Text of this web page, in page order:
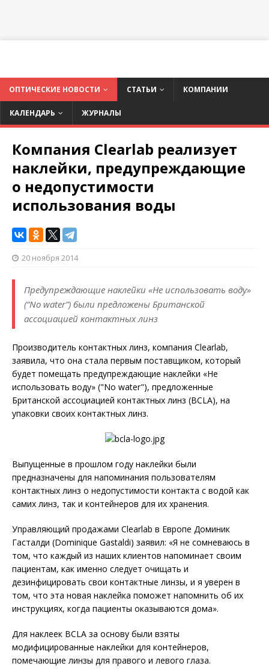
ОПТИЧЕСКИЕ НОВОСТИ СТАТЬИ КОМПАНИИ
КАЛЕНДАРЬ ЖУРНАЛЫ
Компания Clearlab реализует
наклейки, предупреждающие
о недопустимости
использования воды
20 ноября 2014
Предупреждающие наклейки «Не использовать воду»
(“No water”) были предложены Британской
ассоциацией контактных линз
Производитель контактных линз, компания Clearlab,
заявила, что она стала первым поставщиком, который
будет помещать предупреждающие наклейки «Не
использовать воду» ("No water"), предложенные
Британской ассоциацией контактных линз (BCLA), на
упаковки своих контактных линз.
Выпущенные в прошлом году наклейки были
предназначены для напоминания пользователям
контактных линз о недопустимости контакта с водой как
самих линз, так и контейнеров для их хранения.
Управляющий продажами Clearlab в Европе Доминик
Гасталди (Dominique Gastaldi) заявил: «Я не сомневаюсь в
том, что каждый из наших клиентов напоминает своим
пациентам, как именно следует очищать и
дезинфицировать свои контактные линзы, и я уверен в
том, что эта новая наклейка поможет напомнить об их
инструкциях, когда пациенты оказываются дома».
Для наклеек BCLA за основу были взяты
модифицированные наклейки для контейнеров,
помечающие линзы для правого и левого глаза.